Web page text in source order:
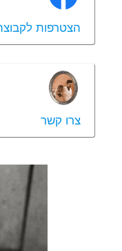
הצטרפות
צרו קשר